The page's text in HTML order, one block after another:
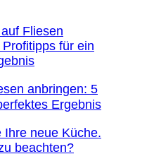
anbringen: 5
Ergebnis